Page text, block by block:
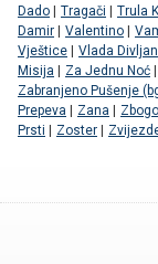
Dado | Tragači | Trula
Damir | Valentino |
Vještice | Vlada Divljan
Misija | Za Jednu Noć |
Zabranjeno Pušenje
Prepeva | Zana |
Prsti | Zoster |